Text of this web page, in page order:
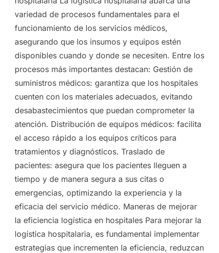
variedad de procesos fundamentales para el
funcionamiento de los servicios médicos,
asegurando que los insumos y equipos estén
disponibles cuando y donde se necesiten. Entre los
procesos más importantes destacan: Gestión de
suministros médicos: garantiza que los hospitales
cuenten con los materiales adecuados, evitando
desabastecimientos que puedan comprometer la
atención. Distribución de equipos médicos: facilita
el acceso rápido a los equipos críticos para
tratamientos y diagnósticos. Traslado de
pacientes: asegura que los pacientes lleguen a
tiempo y de manera segura a sus citas o
emergencias, optimizando la experiencia y la
eficacia del servicio médico. Maneras de mejorar
la eficiencia logística en hospitales Para mejorar la
logística hospitalaria, es fundamental implementar
estrategias que incrementen la eficiencia, reduzcan